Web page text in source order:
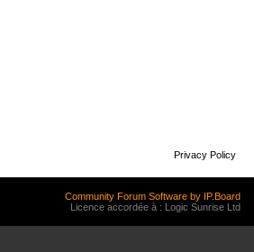
Privacy Policy
Community Forum Software by IP.Board
Licence accordée à : Logic Sunrise Ltd